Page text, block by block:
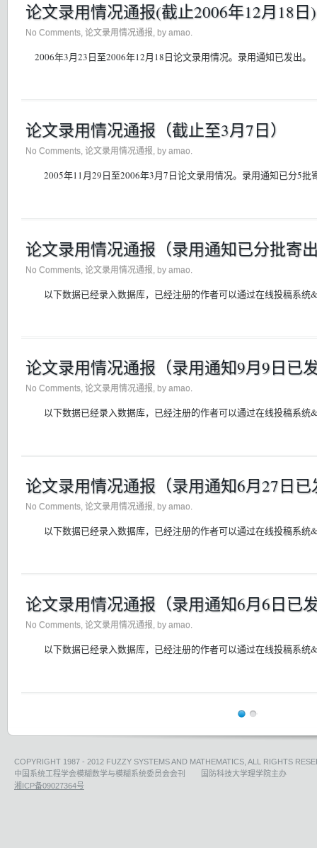
论文录用情况通报(截止2006年12月18日)
No Comments, 论文录用情况通报, by amao.
2006年3月23日至2006年12月18日论文录用情况。录用通知已发出。
论文录用情况通报（截止至3月7日）
No Comments, 论文录用情况通报, by amao.
2005年11月29日至2006年3月7日论文录用情况。录用通知已分5批
论文录用情况通报（录用通知已分批寄
No Comments 论文录用情况通报 , by amao.
以下数据已经录入数据库，已经注册的作者可以通过在线投稿系统
论文录用情况通报（录用通知9月9日已
No Comments 论文录用情况通报 , by amao.
以下数据已经录入数据库，已经注册的作者可以通过在线投稿系统
论文录用情况通报（录用通知6月27日已
No Comments, 论文录用情况通报, by amao.
以下数据已经录入数据库，已经注册的作者可以通过在线投稿系统
论文录用情况通报（录用通知6月6日已
No Comments, 论文录用情况通报, by amao.
以下数据已经录入数据库，已经注册的作者可以通过在线投稿系统
COPYRIGHT 1987 - 2012 FUZZY SYSTEMS AND MATHEMATICS, ALL RIGHTS
中国系统工程学会模糊数学与模糊系统委员会会刊 国防科技大学理学院主办
湘ICP备09027364号